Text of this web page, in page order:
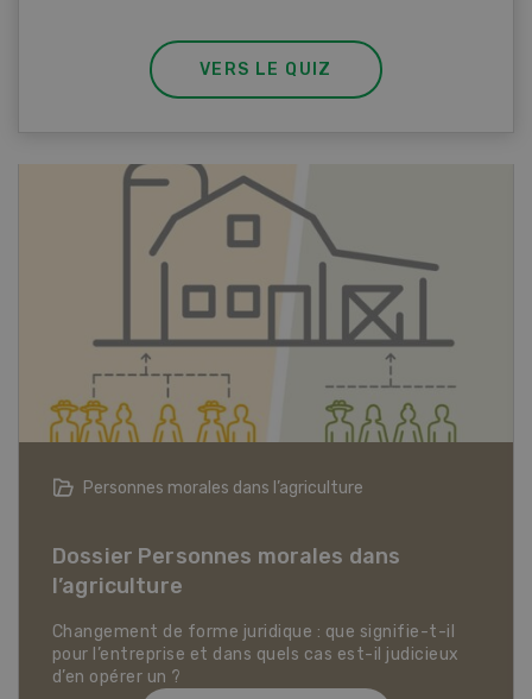
VERS LE QUIZ
dans
signifie-t-il
est-il judicieux
Articles biologiques
Dossier Articles biologiques